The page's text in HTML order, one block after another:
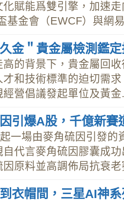
賦能爲雙引擎，加速
基金會（EWCF）與網
金＂貴金屬檢測鑑
的背景下，貴金屬回
才和技術標準的迫切需
營倡議發起單位及黃金
引爆A股，千億新賽
一場由麥角硫因引發的
代言麥角硫因膠囊成
原料並高調佈局抗衰老
衣帽間，三星AI神